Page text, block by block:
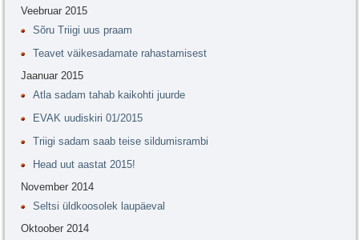
Veebruar 2015
Sõru Triigi uus praam
Teavet väikesadamate rahastamisest
Jaanuar 2015
Atla sadam tahab kaikohti juurde
EVAK uudiskiri 01/2015
Triigi sadam saab teise sildumisrambi
Head uut aastat 2015!
November 2014
Seltsi üldkoosolek laupäeval
Oktoober 2014